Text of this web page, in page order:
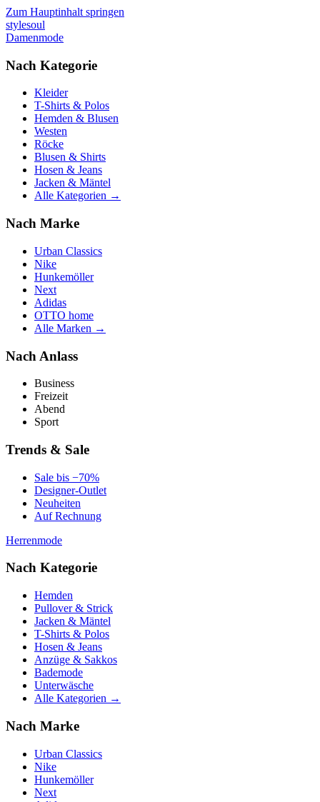
Zum Hauptinhalt springen
stylesoul
Damenmode
Nach Kategorie
Kleider
T-Shirts & Polos
Hemden & Blusen
Westen
Röcke
Blusen & Shirts
Hosen & Jeans
Jacken & Mäntel
Alle Kategorien →
Nach Marke
Urban Classics
Nike
Hunkemöller
Next
Adidas
OTTO home
Alle Marken →
Nach Anlass
Business
Freizeit
Abend
Sport
Trends & Sale
Sale bis −70%
Designer-Outlet
Neuheiten
Auf Rechnung
Herrenmode
Nach Kategorie
Hemden
Pullover & Strick
Jacken & Mäntel
T-Shirts & Polos
Hosen & Jeans
Anzüge & Sakkos
Bademode
Unterwäsche
Alle Kategorien →
Nach Marke
Urban Classics
Nike
Hunkemöller
Next